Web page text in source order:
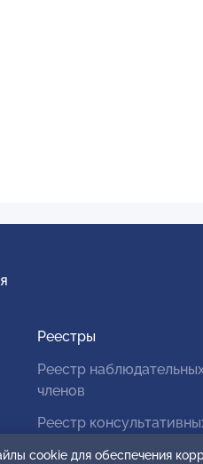
Реестры
Реестр
членов
Реестр
cookie для обеспечения